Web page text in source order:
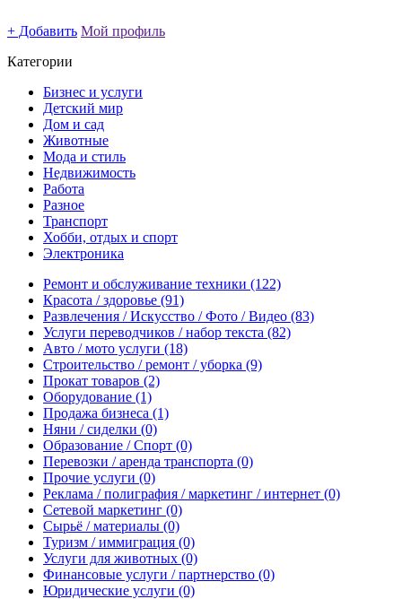
+ Добавить Мой профиль
Категории
Бизнес и услуги
Детский мир
Дом и сад
Животные
Мода и стиль
Недвижимость
Работа
Разное
Транспорт
Хобби, отдых и спорт
Электроника
Ремонт и обслуживание техники (122)
Красота / здоровье (91)
Развлечения / Искусство / Фото / Видео (83)
Услуги переводчиков / набор текста (82)
Авто / мото услуги (18)
Строительство / ремонт / уборка (9)
Прокат товаров (2)
Оборудование (1)
Продажа бизнеса (1)
Няни / сиделки (0)
Образование / Спорт (0)
Перевозки / аренда транспорта (0)
Прочие услуги (0)
Реклама / полиграфия / маркетинг / интернет (0)
Сетевой маркетинг (0)
Сырьё / материалы (0)
Туризм / иммиграция (0)
Услуги для животных (0)
Финансовые услуги / партнерство (0)
Юридические услуги (0)